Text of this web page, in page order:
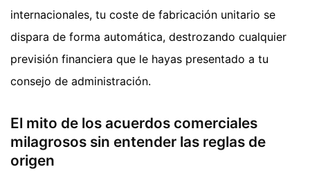
internacionales, tu coste de fabricación unitario se
dispara de forma automática, destrozando cualquier
previsión financiera que le hayas presentado a tu
consejo de administración.
El mito de los acuerdos comerciales
milagrosos sin entender las reglas de
origen